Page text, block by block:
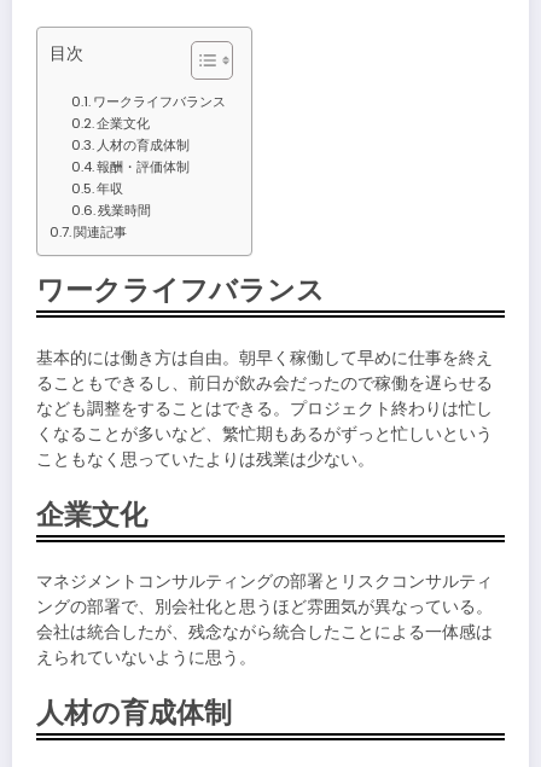
目次
ワークライフバランス
企業文化
人材の育成体制
報酬・評価体制
年収
残業時間
関連記事
ワークライフバランス
基本的には働き方は自由。朝早く稼働して早めに仕事を終え
ることもできるし、前日が飲み会だったので稼働を遅らせる
なども調整をすることはできる。プロジェクト終わりは忙し
くなることが多いなど、繁忙期もあるがずっと忙しいという
こともなく思っていたよりは残業は少ない。
企業文化
マネジメントコンサルティングの部署とリスクコンサルティ
ングの部署で、別会社化と思うほど雰囲気が異なっている。
会社は統合したが、残念ながら統合したことによる一体感は
えられていないように思う。
人材の育成体制